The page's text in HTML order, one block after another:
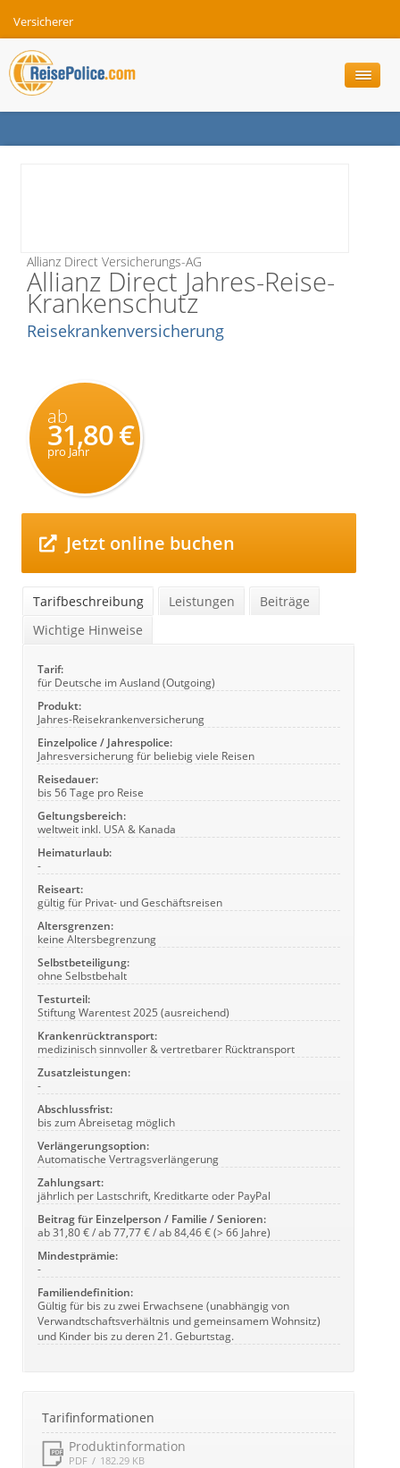
Versicherer
Allianz Direct Versicherungs-AG
Allianz Direct Jahres-Reise-
Krankenschutz
Reisekrankenversicherung
ab
31,80 €
pro Jahr
Jetzt online buchen
Tarifbeschreibung Leistungen
Beiträge
Wichtige Hinweise
Tarif:
für Deutsche im Ausland (Outgoing)
Produkt:
Jahres-Reisekrankenversicherung
Einzelpolice / Jahrespolice:
Jahresversicherung für beliebig viele Reisen
Reisedauer:
bis 56 Tage pro Reise
Geltungsbereich:
weltweit inkl. USA & Kanada
Heimaturlaub:
-
Reiseart:
gültig für Privat- und Geschäftsreisen
Altersgrenzen:
keine Altersbegrenzung
Selbstbeteiligung:
ohne Selbstbehalt
Testurteil:
Stiftung Warentest 2025 (ausreichend)
Krankenrücktransport:
medizinisch sinnvoller & vertretbarer Rücktransport
Zusatzleistungen:
-
Abschlussfrist:
bis zum Abreisetag möglich
Verlängerungsoption:
Automatische Vertragsverlängerung
Zahlungsart:
jährlich per Lastschrift, Kreditkarte oder PayPal
Beitrag für Einzelperson / Familie / Senioren:
ab 31,80 € / ab 77,77 € / ab 84,46 € (> 66 Jahre)
Mindestprämie:
-
Familiendefinition:
Gültig für bis zu zwei Erwachsene (unabhängig von
Verwandtschaftsverhältnis und gemeinsamem Wohnsitz)
und Kinder bis zu deren 21. Geburtstag.
Tarifinformationen
Produktinformation
PDF 182.29 KB